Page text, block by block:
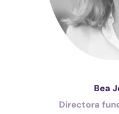
Bea
Directora